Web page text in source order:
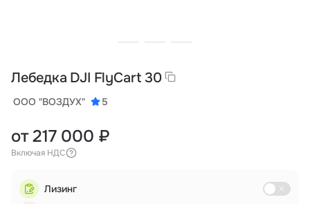
Лебедка DJI FlyCart 30
ООО "ВОЗДУХ" 5
от 217 000 ₽
Включая НДС
Лизинг